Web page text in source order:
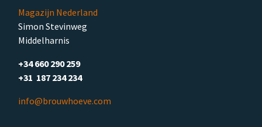
Magazijn Nederland
Simon Stevinweg
Middelharnis
+34 660 290 259
+31 187 234 234
info@brouwhoeve.com